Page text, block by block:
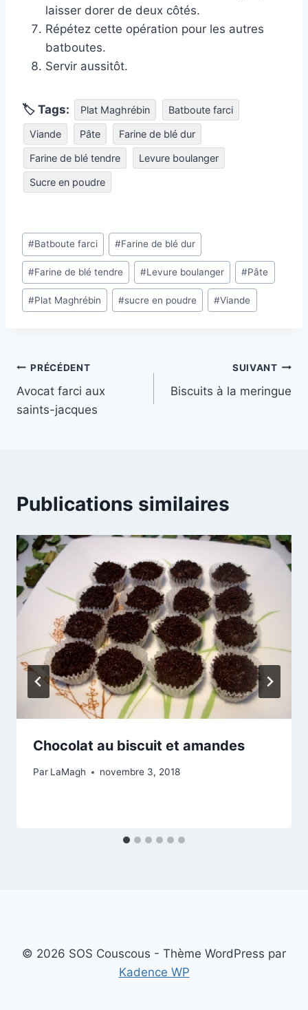
laisser dorer de deux côtés.
Répétez cette opération pour les autres
batboutes.
Servir aussitôt.
🏷 Tags: Plat Maghrébin Batboute farci
Viande Pâte Farine de blé dur
Farine de blé tendre Levure boulanger
Sucre en poudre
Étiquettes
de
la
publication :
#Batboute farci #Farine de blé dur
#Farine de blé tendre #Levure boulanger #Pâte
#Plat Maghrébin #sucre en poudre #Viande
Navigation
de
PRÉCÉDENT
Avocat farci aux
saints-jacques
SUIVANT
Biscuits à la meringue
Publications similaires
Chocolat au biscuit et amandes
Par LaMagh novembre 3, 2018
© 2026 SOS Couscous - Thème WordPress par
Kadence WP